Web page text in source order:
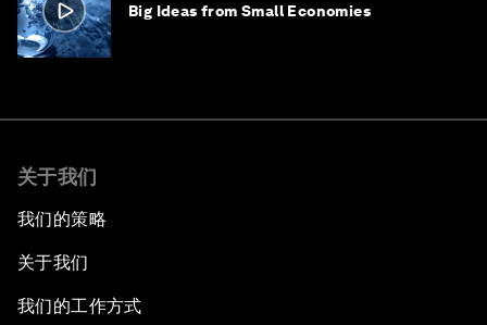
Big Ideas from Small Economies
关于我们
我们的策略
关于我们
我们的工作方式